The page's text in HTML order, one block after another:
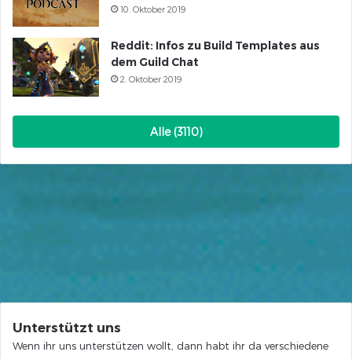
10. Oktober 2019
Reddit: Infos zu Build Templates aus
dem Guild Chat
2. Oktober 2019
Alle (3110)
Unterstützt uns
Wenn ihr uns unterstützen wollt, dann habt ihr da verschiedene